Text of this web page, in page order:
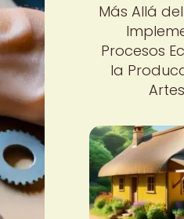
Más Allá
Procesos
la